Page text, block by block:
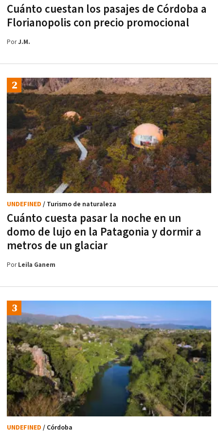
Cuánto cuestan los pasajes de Córdoba a
Florianopolis con precio promocional
PorJ.M.
Cuánto cuesta pasar la noche en un
domo de lujo en la Patagonia y dormir a
metros de un glaciar
UNDEFINED / Turismo de naturaleza
PorLeila Ganem
UNDEFINED / Córdoba